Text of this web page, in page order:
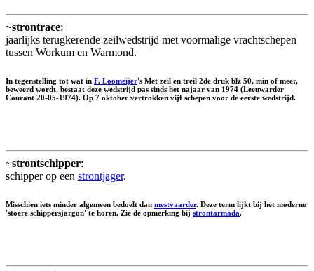
~strontrace:
jaarlijks terugkerende zeilwedstrijd met voormalige vrachtschepen
tussen Workum en Warmond.
In tegenstelling tot wat in F. Loomeijer's Met zeil en treil 2de druk blz 50, min of meer,
beweerd wordt, bestaat deze wedstrijd pas sinds het najaar van 1974 (Leeuwarder
Courant 20-05-1974). Op 7 oktober vertrokken vijf schepen voor de eerste wedstrijd.
~strontschipper:
schipper op een strontjager.
Misschien iets minder algemeen bedoelt dan mestvaarder. Deze term lijkt bij het moderne
'stoere schippersjargon' te horen. Zie de opmerking bij strontarmada.